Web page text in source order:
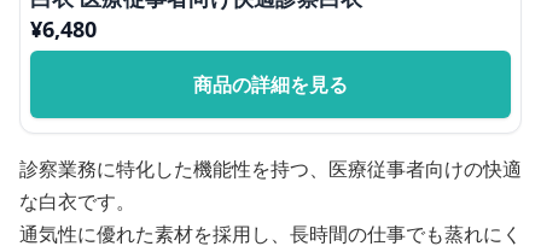
¥6,480
商品の詳細を見る
診察業務に特化した機能性を持つ、医療従事者向けの快適
な白衣です。
通気性に優れた素材を採用し、長時間の仕事でも蒸れにく